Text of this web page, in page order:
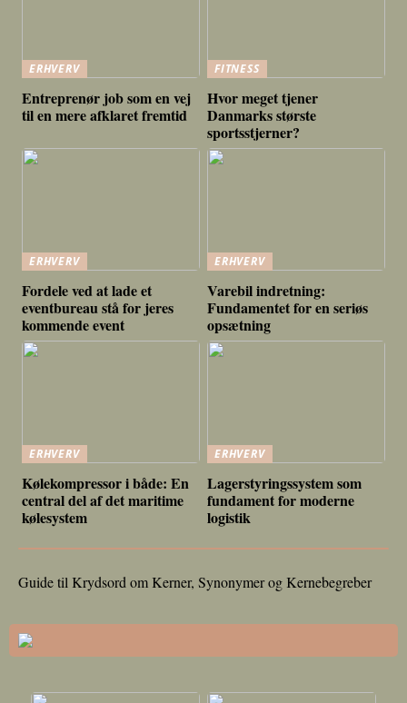
ERHVERV
Entreprenør job som en vej
til en mere afklaret fremtid
FITNESS
Hvor meget tjener
Danmarks største
sportsstjerner?
ERHVERV
Fordele ved at lade et
eventbureau stå for jeres
kommende event
ERHVERV
Varebil indretning:
Fundamentet for en seriøs
opsætning
ERHVERV
Kølekompressor i både: En
central del af det maritime
kølesystem
ERHVERV
Lagerstyringssystem som
fundament for moderne
logistik
Guide til Krydsord om Kerner, Synonymer og Kernebegreber